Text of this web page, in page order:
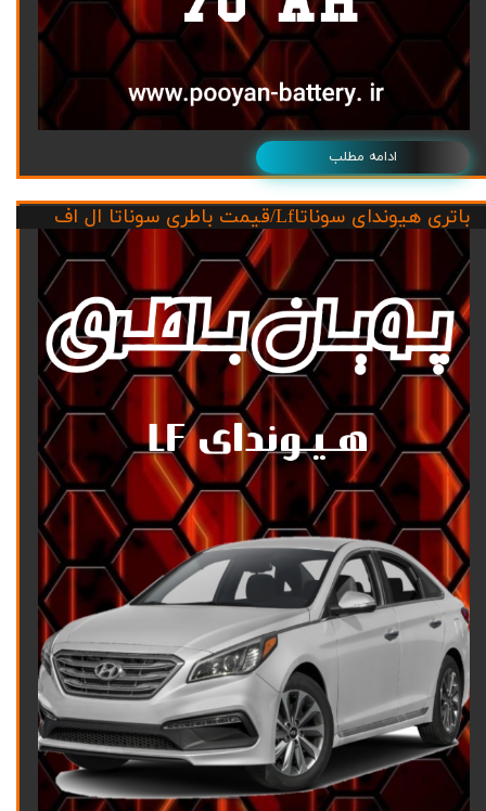
ادامه مطلب
باتری هیوندای سوناتاLf/قیمت باطری سوناتا ال اف